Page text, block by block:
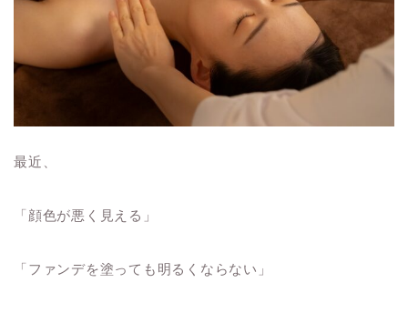
最近、
「顔色が悪く見える」
「ファンデを塗っても明るくならない」